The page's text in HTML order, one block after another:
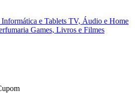
Informática e Tablets TV, Áudio e Home
Games, Livros e Filmes